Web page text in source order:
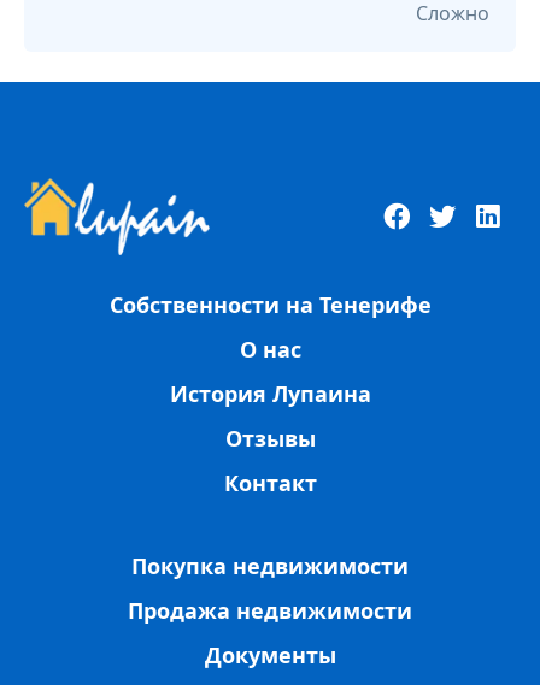
Сложно
Собственности на Тенерифе
О нас
История Лупаина
Отзывы
Контакт
Покупка недвижимости
Продажа недвижимости
Документы